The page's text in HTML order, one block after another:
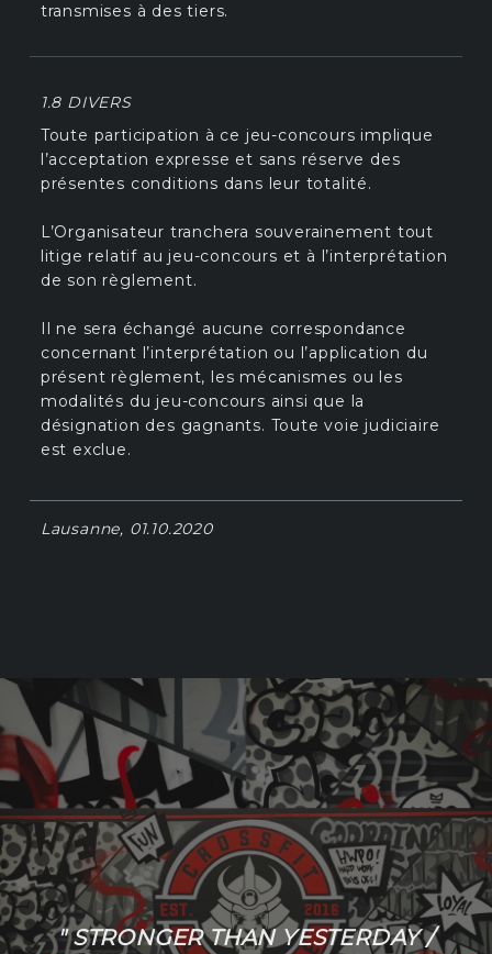
transmises à des tiers.
1.8 DIVERS
Toute participation à ce jeu-concours implique
l’acceptation expresse et sans réserve des
présentes conditions dans leur totalité.
L’Organisateur tranchera souverainement tout
litige relatif au jeu-concours et à l’interprétation
de son règlement.
Il ne sera échangé aucune correspondance
concernant l’interprétation ou l’application du
présent règlement, les mécanismes ou les
modalités du jeu-concours ainsi que la
désignation des gagnants. Toute voie judiciaire
est exclue.
Lausanne, 01.10.2020
" STRONGER THAN YESTERDAY /